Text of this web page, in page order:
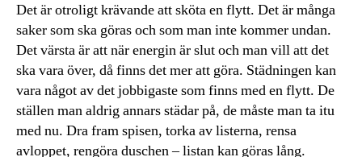
Det är otroligt krävande att sköta en flytt. Det är många
saker som ska göras och som man inte kommer undan.
Det värsta är att när energin är slut och man vill att det
ska vara över, då finns det mer att göra. Städningen kan
vara något av det jobbigaste som finns med en flytt. De
ställen man aldrig annars städar på, de måste man ta itu
med nu. Dra fram spisen, torka av listerna, rensa
avloppet, rengöra duschen – listan kan göras lång.